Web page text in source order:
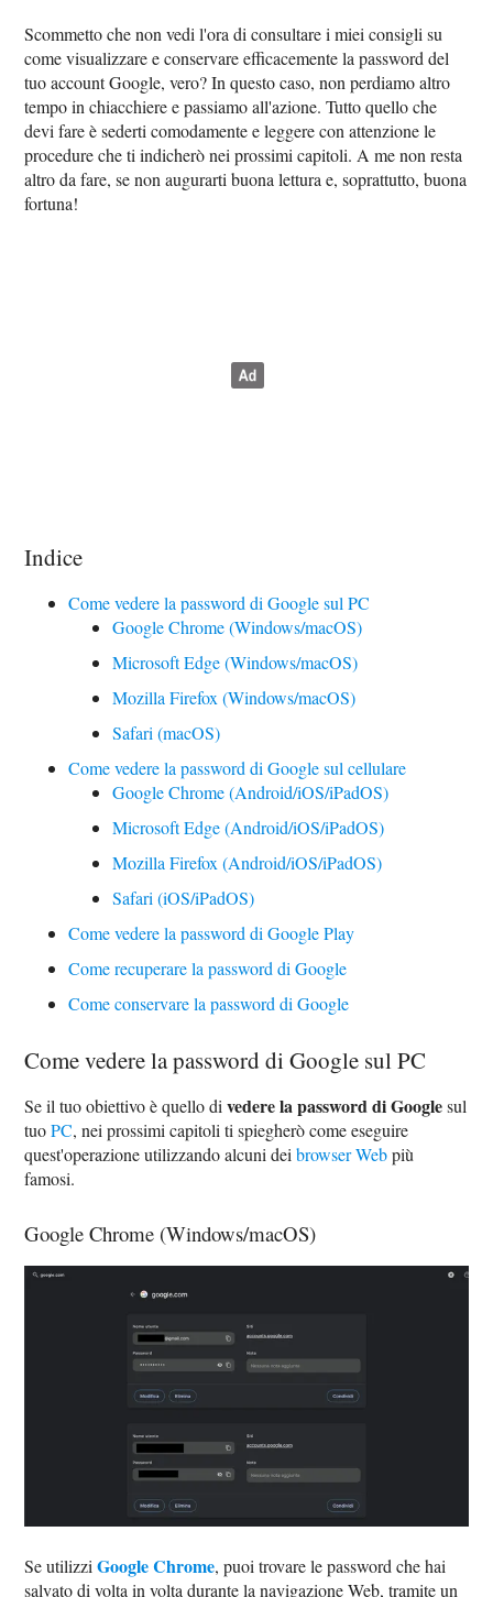
Scommetto che non vedi l'ora di consultare i miei consigli su
come visualizzare e conservare efficacemente la password del
tuo account Google, vero? In questo caso, non perdiamo altro
tempo in chiacchiere e passiamo all'azione. Tutto quello che
devi fare è sederti comodamente e leggere con attenzione le
procedure che ti indicherò nei prossimi capitoli. A me non resta
altro da fare, se non augurarti buona lettura e, soprattutto, buona
fortuna!
Indice
Come vedere la password di Google sul PC
Google Chrome (Windows/macOS)
Microsoft Edge (Windows/macOS)
Mozilla Firefox (Windows/macOS)
Safari (macOS)
Come vedere la password di Google sul cellulare
Google Chrome (Android/iOS/iPadOS)
Microsoft Edge (Android/iOS/iPadOS)
Mozilla Firefox (Android/iOS/iPadOS)
Safari (iOS/iPadOS)
Come vedere la password di Google Play
Come recuperare la password di Google
Come conservare la password di Google
Come vedere la password di Google sul PC
Se il tuo obiettivo è quello divedere la password di Googlesul
tuoPC, nei prossimi capitoli ti spiegherò come eseguire
quest'operazione utilizzando alcuni deibrowser Webpiù
famosi.
Google Chrome (Windows/macOS)
Se utilizziGoogle Chrome, puoi trovare le password che hai
salvato di volta in volta durante la navigazione Web, tramite un